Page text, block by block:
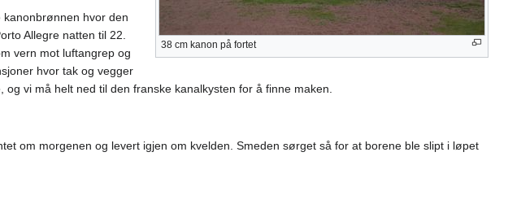
38 cm kanon på fortet
hvor den
Allegre natten til 22.
vern mot luftangrep og
hvor tak og vegger
vi må helt ned til den franske kanalkysten for å finne maken.
om morgenen og levert igjen om kvelden. Smeden sørget så for at borene ble slipt i løpet